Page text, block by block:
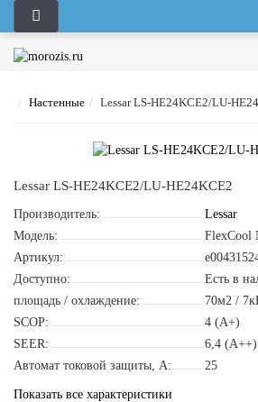
Настенные Lessar LS-HE24KCE2/LU-
Lessar LS-HE24KCE2/LU-HE24KCE2
Производитель:
Lessar
Модель:
FlexCool
Артикул:
Доступно:
Есть в
площадь / охлаждение:
70м2 /
SCOP:
4 (A+)
SEER:
6,4 (A++)
Автомат токовой защиты, A:
25
Показать все характеристики